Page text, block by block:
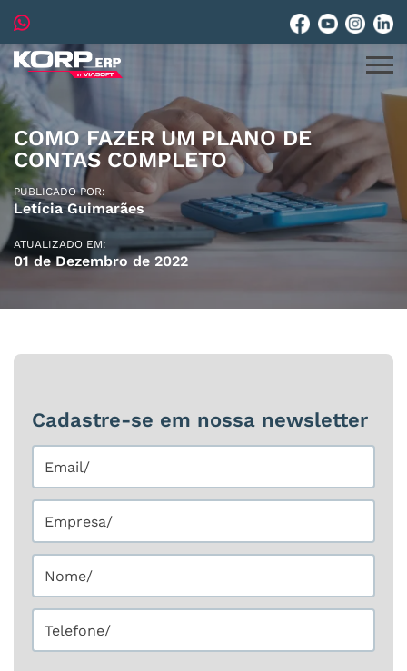
COMO FAZER UM PLANO DE
CONTAS COMPLETO
PUBLICADO POR:
Letícia Guimarães
ATUALIZADO EM:
01 de Dezembro de 2022
Cadastre-se em nossa newsletter